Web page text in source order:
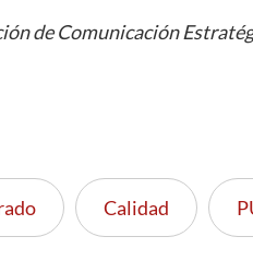
de Comunicación
Calidad